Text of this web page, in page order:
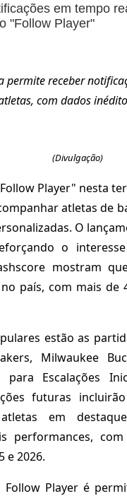
em tempo
"Follow Player"
permite receber
com dados
(Divulgação)
Player" nesta
atletas de
O
o
mostram
país, com mais de
estão as
Milwaukee
para Escalações
futuras
em
performances,
e 2026.
Player é